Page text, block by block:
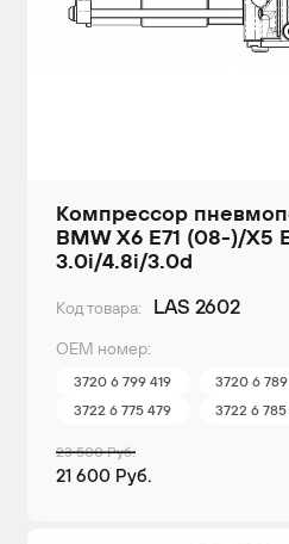
Компрессор
BMW X6 E71 (08-)/X5
3.0i/4.8i/3.0d
Код товара: LAS 2602
ОЕМ номер:
3720 6 799 419 3720 6
3722 6 775 479
3722 6
23 500 Руб.
21 600 Руб.